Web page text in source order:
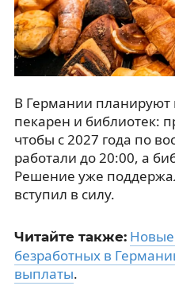
В Германии планируют
пекарен и библиотек:
чтобы с 2027 года по
работали до 20:00, а
Решение уже
вступил в силу.
Читайте также: Новые
безработных в
выплаты.